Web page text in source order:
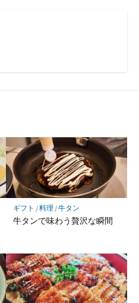
ギフト /料理 /牛タン
牛タンで味わう贅沢な瞬間